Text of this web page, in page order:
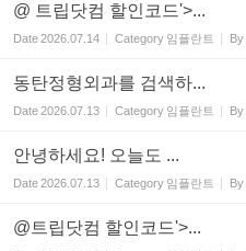
@ 트립닷컴 할인코드'>...
Date2026.07.14 Category 임플란트 By
동탄정형외과를 검색하...
Date2026.07.13 Category 임플란트 By
​안녕하세요! 오늘도 ...
Date2026.07.13 Category 임플란트 By
@트립닷컴 할인코드'>...